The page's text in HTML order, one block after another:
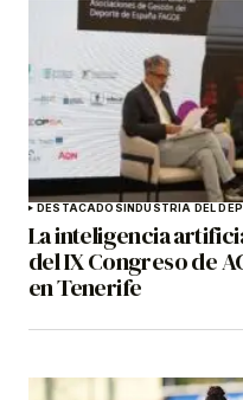
DESTACADOSINDUSTRIA DEL
La inteligencia
del IX Congreso de
en Tenerife